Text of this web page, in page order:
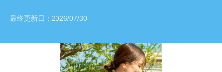
最終更新日： 2026/07/30